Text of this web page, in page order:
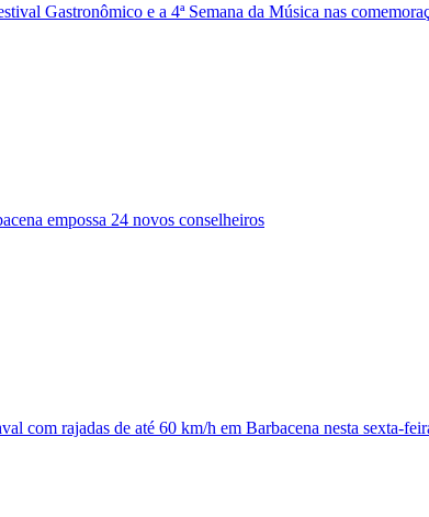
Gastronômico e a 4ª Semana da Música nas
empossa 24 novos conselheiros
com rajadas de até 60 km/h em Barbacena nesta sexta-